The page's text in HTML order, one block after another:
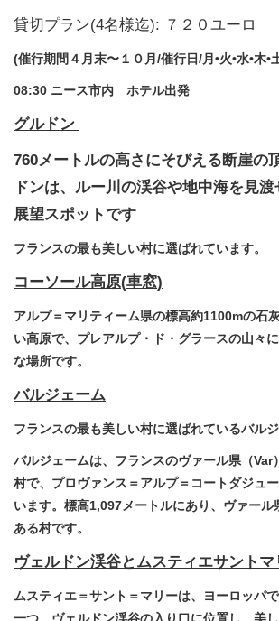
貸切プラン(4名様迄): ７２０ユーロ
(催行期間４月末〜１０月/催行日/月•火•水•木•
08:30 ニース市内 ホテル出発
グルドン
760メートルの高さにそびえる断崖の
ドンは、ルー川の渓谷や地中海を見
展望スポットです
フランスの最も美しい村に選ばれています。
コーソール高原(車窓)
アルプ＝マリティーム県の標高約1100mの石
い高原で、プレアルプ・ド・グラースの山々
な場所です。
バルジェーム
フランスの最も美しい村に選ばれているバル
バルジェームは、フランスのヴァール県（Var
村で、プロヴァンス＝アルプ＝コートダジュ
います。標高1,097メートルにあり、ヴァール
ある村です。
ヴェルドン渓谷とムスティエサントマ
ムスティエ＝サント＝マリーは、ヨーロッパ
一つ、ヴェルドン渓谷の入り口に位置し、美